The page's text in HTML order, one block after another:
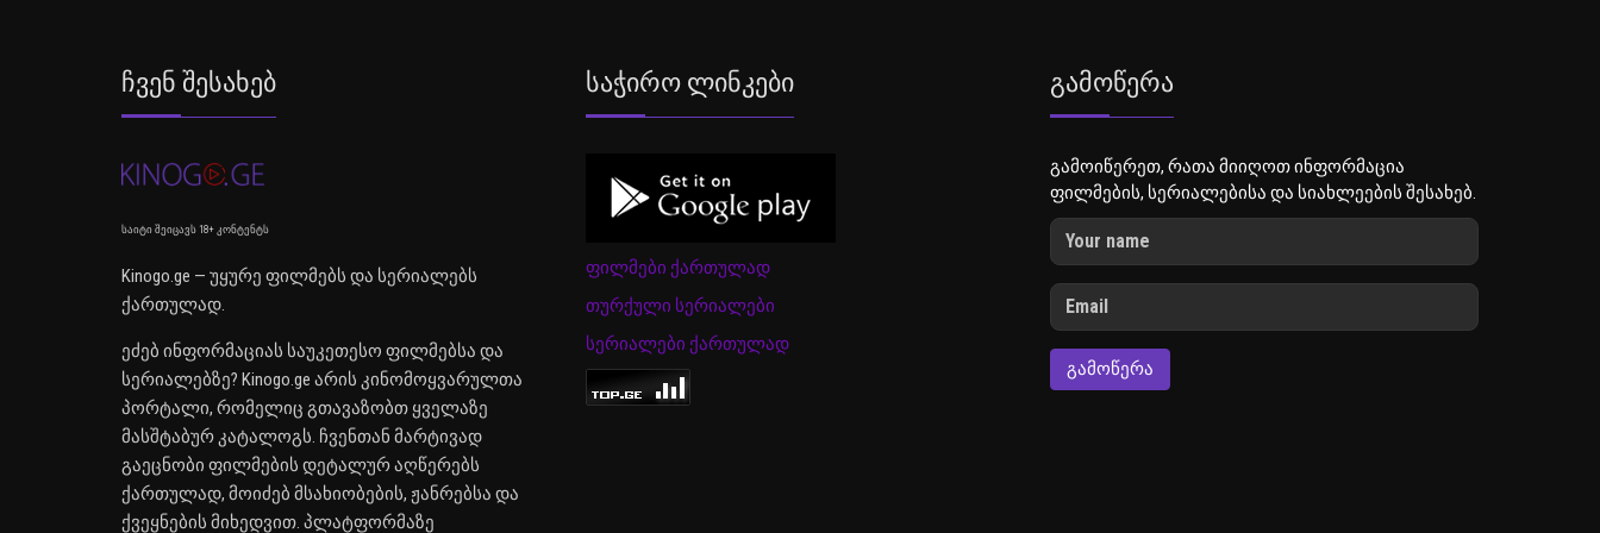
Ჩვენ Შესახებ
საიტი შეიცავს 18+ კონტენტს
Kinogo.ge — უყურე ფილმებს და სერიალებს
ქართულად.
ეძებ ინფორმაციას საუკეთესო ფილმებსა და
სერიალებზე? Kinogo.ge არის კინომოყვარულთა
პორტალი, რომელიც გთავაზობთ ყველაზე
მასშტაბურ კატალოგს. ჩვენთან მარტივად
გაეცნობი ფილმების დეტალურ აღწერებს
ქართულად, მოიძებ მსახიობების, ჟანრებსა და
ქვეყნების მიხედვით. პლატფორმაზე
Საჭირო Ლინკები
ფილმები ქართულად
თურქული სერიალები
სერიალები ქართულად
Გამოწერა
გამოიწერეთ, რათა მიიღოთ ინფორმაცია
ფილმების, სერიალებისა და სიახლეების შესახებ.
ᲒᲐᲛᲝᲬᲔᲠᲐ